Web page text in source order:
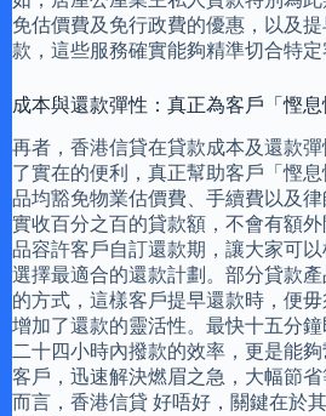
免估價費及免行政費的優惠，以及
款，這些服務確實能夠精準切合特定
成本與還款彈性：真正為客戶「慳息
再者，香港信貸在貸款成本及還款
了實在的便利，真正幫助客戶「慳
品均豁免物業估價費、手續費以及
實收百分之百的貸款額，不會有額
品容許客戶自訂還款期，讓大家可以
選擇最適合的還款計劃。部分貸款
的方式，這樣客戶提早還款時，便
增加了還款的靈活性。最快十五分
二十四小時內撥款的效率，更是能
客戶，迅速解決燃眉之急，大幅節
而言，香港信貸 好唔好，關鍵在於